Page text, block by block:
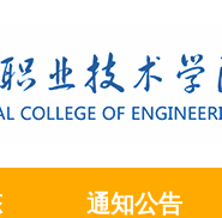
通知公告